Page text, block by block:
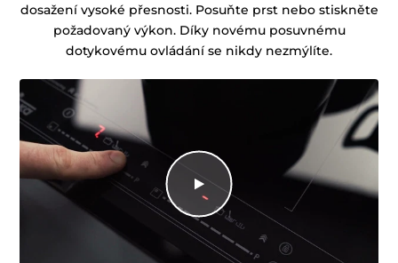
dosažení vysoké přesnosti. Posuňte prst nebo stiskněte
požadovaný výkon. Díky novému posuvnému
dotykovému ovládání se nikdy nezmýlíte.